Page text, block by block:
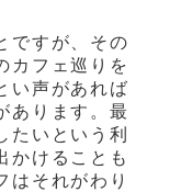
ですが、その
カフェ巡りを
い声があれば
あります。最
たいという利
かけることも
はそれがわり